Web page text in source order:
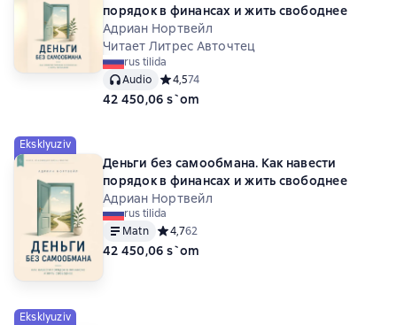
порядок в финансах и жить свободнее
Адриан Нортвейл
Читает Литрес Авточтец
rus tilida
Audio
Средний рейтинг 4,5 на основе 74 оценок
4,574
42 450,06 s`om
Eksklyuziv
Деньги без самообмана. Как навести
порядок в финансах и жить свободнее
Адриан Нортвейл
rus tilida
Matn
Средний рейтинг 4,7 на основе 62 оценок
4,762
42 450,06 s`om
Eksklyuziv